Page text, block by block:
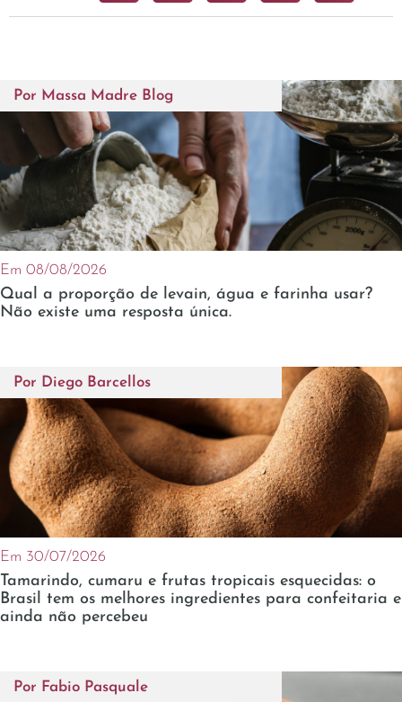
Por Massa Madre Blog
Em 08/08/2026
Qual a proporção de levain, água e farinha usar?
Não existe uma resposta única.
Por Diego Barcellos
Em 30/07/2026
Tamarindo, cumaru e frutas tropicais esquecidas: o
Brasil tem os melhores ingredientes para confeitaria e
ainda não percebeu
Por Fabio Pasquale